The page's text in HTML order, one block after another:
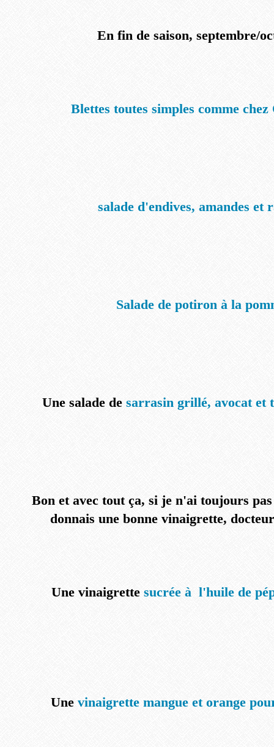
En fin de saison, septembre/
Blettes toutes simples comme
salade d'endives, amandes et
Salade de potiron à la
Une salade desarrasin grillé, avocat et
Bon et avec tout ça, si je n'ai toujours
donnais une bonne vinaigrette,
Une vinaigrette sucrée à l'huile de
Une vinaigrette mangue et orange